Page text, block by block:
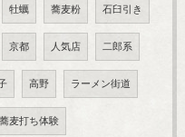
牡蠣 蕎麦粉 石臼引き
京都 人気店 二郎系
高野 ラーメン街道
蕎麦打ち体験